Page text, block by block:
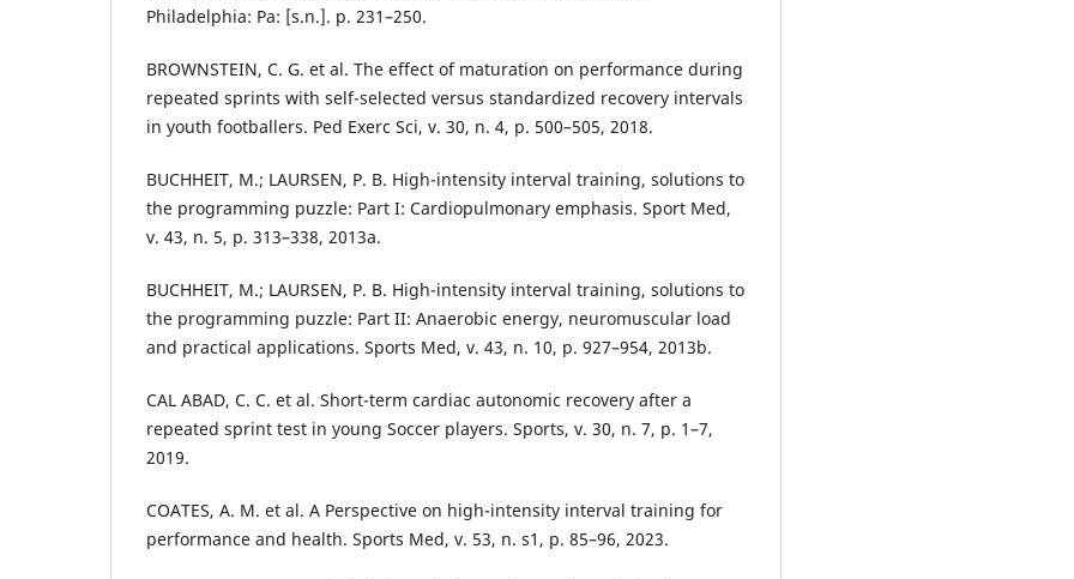
Philadelphia: Pa: [s.n.]. p. 231–250.
BROWNSTEIN, C. G. et al. The effect of maturation on performance during
repeated sprints with self-selected versus standardized recovery intervals
in youth footballers. Ped Exerc Sci, v. 30, n. 4, p. 500–505, 2018.
BUCHHEIT, M.; LAURSEN, P. B. High-intensity interval training, solutions to
the programming puzzle: Part I: Cardiopulmonary emphasis. Sport Med,
v. 43, n. 5, p. 313–338, 2013a.
BUCHHEIT, M.; LAURSEN, P. B. High-intensity interval training, solutions to
the programming puzzle: Part II: Anaerobic energy, neuromuscular load
and practical applications. Sports Med, v. 43, n. 10, p. 927–954, 2013b.
CAL ABAD, C. C. et al. Short-term cardiac autonomic recovery after a
repeated sprint test in young Soccer players. Sports, v. 30, n. 7, p. 1–7,
2019.
COATES, A. M. et al. A Perspective on high-intensity interval training for
performance and health. Sports Med, v. 53, n. s1, p. 85–96, 2023.